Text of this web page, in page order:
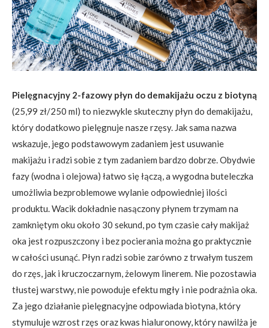
Pielęgnacyjny 2-fazowy płyn do demakijażu oczu z biotyną
(25,99 zł/250 ml) to niezwykle skuteczny płyn do demakijażu,
który dodatkowo pielęgnuje nasze rzęsy. Jak sama nazwa
wskazuje, jego podstawowym zadaniem jest usuwanie
makijażu i radzi sobie z tym zadaniem bardzo dobrze. Obydwie
fazy (wodna i olejowa) łatwo się łączą, a wygodna buteleczka
umożliwia bezproblemowe wylanie odpowiedniej ilości
produktu. Wacik dokładnie nasączony płynem trzymam na
zamkniętym oku około 30 sekund, po tym czasie cały makijaż
oka jest rozpuszczony i bez pocierania można go praktycznie
w całości usunąć. Płyn radzi sobie zarówno z trwałym tuszem
do rzęs, jak i kruczoczarnym, żelowym linerem. Nie pozostawia
tłustej warstwy, nie powoduje efektu mgły i nie podrażnia oka.
Za jego działanie pielęgnacyjne odpowiada biotyna, który
stymuluje wzrost rzęs oraz kwas hialuronowy, który nawilża je